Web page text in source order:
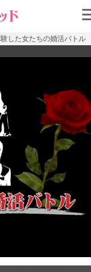
した女たちの婚活バトル